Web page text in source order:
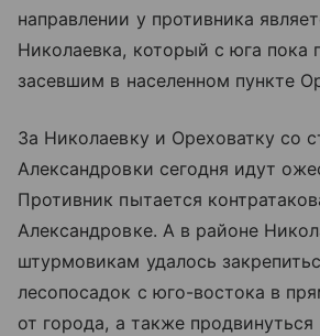
направлении у противника
Николаевка, который с юга пока
засевшим в населенном пункте
За Николаевку и Ореховатку со
Александровки сегодня идут
Противник пытается
Александровке. А в районе
штурмовикам удалось
лесопосадок с юго-востока в
от города, а также